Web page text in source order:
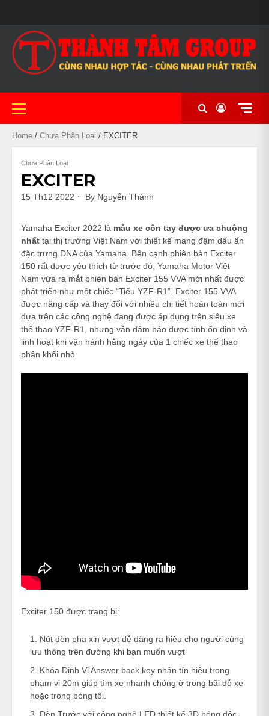
content
HÀNH
ĐỒSÁCH
BẢO
MẬT
XE
MÁY
CHẤT
(KHÔNG
ĐỀ)
ĐA
DẠNG
DÒNG
XE
NHẬP
KHẨU
CHẠY
LƯỚT
CÔN
TAY
THỂ
THAO
NỮ
ĐẸP
KHỐI
LỚN
KHÁCH
SẠN
UY
TÍN
TẠI
Primary
Menu
Home / Chưa Phân Loại / EXCITER
Chưa Phân Loại
EXCITER
15 Th12 2022 By Nguyễn Thành
Yamaha Exciter 2022 là mẫu xe côn tay được ưa chuộng
nhất tại thị trường Việt Nam với thiết kế mang đậm dấu ấn
đặc trưng DNA của Yamaha. Bên cạnh phiên bản Exciter
150 rất được yêu thích từ trước đó, Yamaha Motor Việt
Nam vừa ra mắt phiên bản Exciter 155 VVA mới nhất được
phát triển như một chiếc “Tiểu YZF-R1”. Exciter 155 VVA
được nâng cấp và thay đổi với nhiều chi tiết hoàn toàn mới
dựa trên các công nghệ đang được áp dụng trên siêu xe
thể thao YZF-R1, nhưng vẫn đảm bảo được tính ổn định và
linh hoạt khi vận hành hằng ngày của 1 chiếc xe thể thao
phân khối nhỏ.
Exciter 150 được trang bị:
Nút đèn pha xin vượt dễ dàng ra hiệu cho người cùng
lưu thông trên đường khi bạn muốn vượt
Khóa Định Vị Answer back key nhận tín hiệu trong
phạm vi 20m giúp tìm xe nhanh chóng ở trong bãi đỗ xe
hoặc trong bóng tối.
Đèn Trước với công nghệ LED thiết kế 3D bóng độc